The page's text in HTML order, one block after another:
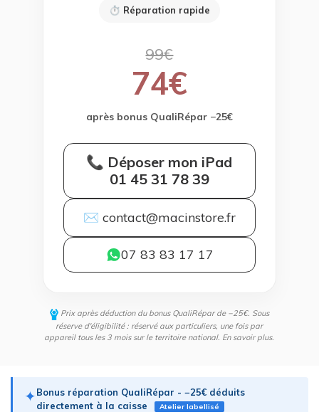
⏱ Réparation rapide
99€
74€
après bonus QualiRépar −25€
📞 Déposer mon iPad
01 45 31 78 39
✉ contact@macinstore.fr
07 83 83 17 17
Prix après déduction du bonus QualiRépar de −25€. Sous
réserve d'éligibilité : réservé aux particuliers, une fois par
appareil tous les 3 mois sur le territoire national. En savoir plus.
✦Bonus réparation QualiRépar - −25€ déduits
directement à la caisse
Atelier labellisé